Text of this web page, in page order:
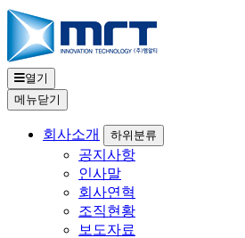
열기
메뉴닫기
회사소개 하위분류
공지사항
인사말
회사연혁
조직현황
보도자료